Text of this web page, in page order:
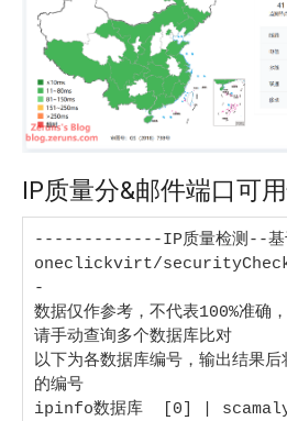
IP质量分&邮件端口可
-------------IP质量检测--基
oneclickvirt/
-
数据仅作参考，不代表100%准确
请手动查询多个数据库比对
以下为各数据库编号，输出结果
的编号
ipinfo数据库  [0] |